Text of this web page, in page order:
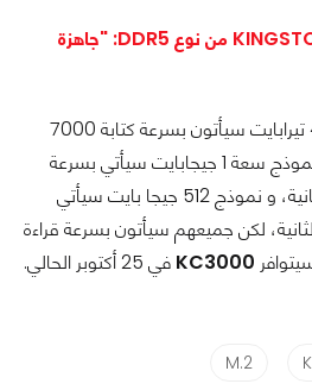
طالع أيضًا: إنتل عن ذواكر KINGSTON من نوع DDR5: "جاهزة
النموذجين الـ 2 تيرابايت والـ 4 تيرابايت سيأتون بسرعة كتابة 7000
ميجابايت في الثانية، أما عن نموذج سعة 1 جيجابايت سيأتي بسرعة
كتابة 6000 ميجابايت في الثانية، و نموذج 512 جيجا بايت سيأتي
في الثانية، لكن جميعهم سيأتون بسرعة قراءة
KC3000 في 25 أكتوبر الحالي.
M.2